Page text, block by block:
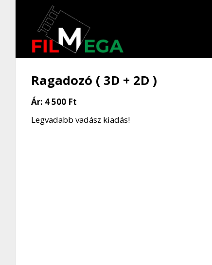
Ragadozó ( 3D + 2D )
Ár: 4 500 Ft
Legvadabb vadász kiadás!